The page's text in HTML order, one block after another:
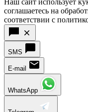
соглашаетесь на
соответствии с
SMS
E-mail
WhatsApp